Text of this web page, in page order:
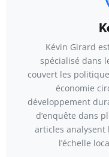
Kévin Girard
spécialisé dans
couvert les
économie
développement
d’enquête dans
articles analysent
l’échelle